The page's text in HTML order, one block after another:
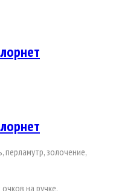
перламутр, золочение,
на ручке.